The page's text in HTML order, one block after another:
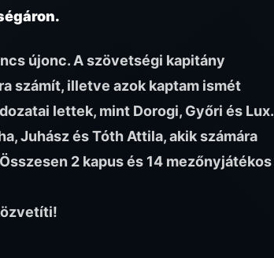
újonc. A szövetségi kapitány
számít, illetve azok kaptam ismét
lettek, mint Dorogi, Győri és Lux.
Juhász és Tóth Attila, akik számára
2 kapus és 14 mezőnyjátékos